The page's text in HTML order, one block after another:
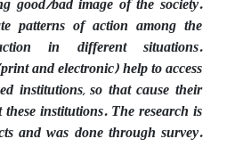
patterns of action among the
in different situations.
and electronic) help to access
institutions, so that cause their
institutions. The research is
and was done through survey.